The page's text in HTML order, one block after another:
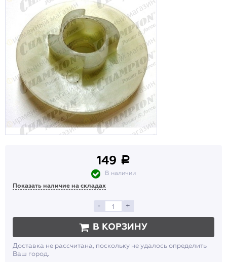
149 a
В наличии
Показать наличие на складах
- +
В КОРЗИНУ
Доставка не рассчитана, поскольку не удалось определить
Ваш город.